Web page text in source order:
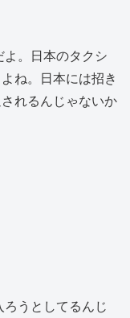
。日本のタクシ
ね。日本には招き
れるんじゃないか
うとしてるんじ